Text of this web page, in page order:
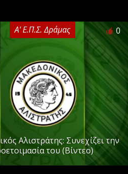
Α' Ε.Π.Σ. Δράμας 0
Αλιστράτης: Συνεχίζει την
του (Βίντεο)